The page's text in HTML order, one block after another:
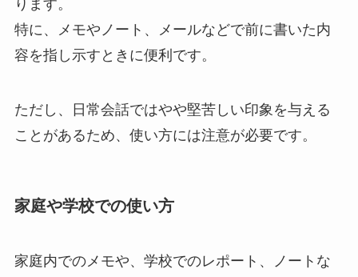
ります。
特に、メモやノート、メールなどで前に書いた内
容を指し示すときに便利です。
ただし、日常会話ではやや堅苦しい印象を与える
ことがあるため、使い方には注意が必要です。
家庭や学校での使い方
家庭内でのメモや、学校でのレポート、ノートな